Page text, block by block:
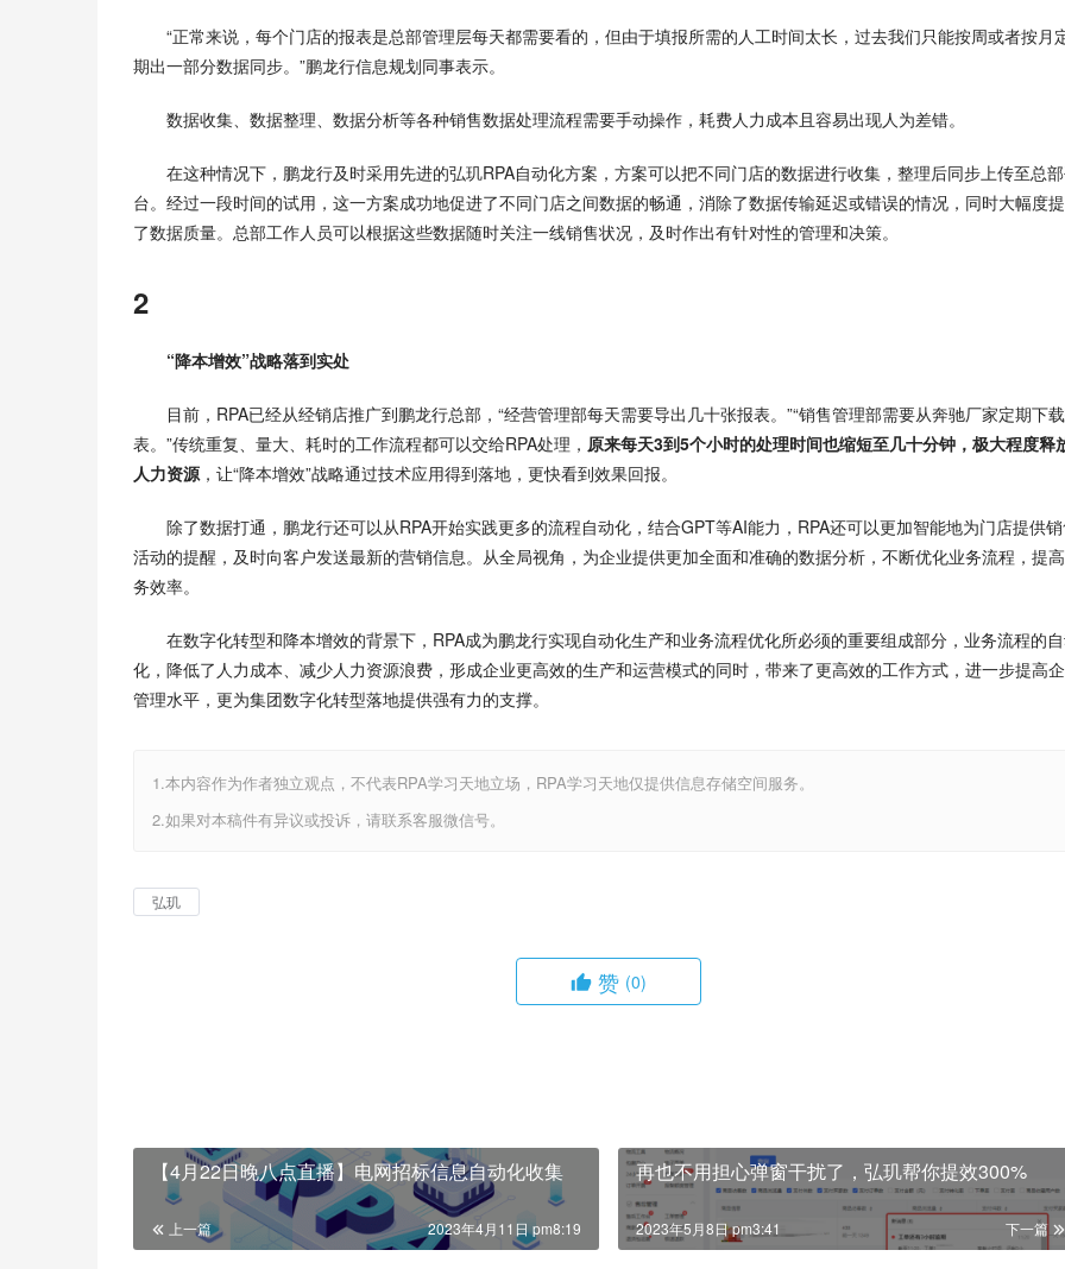
“正常来说，每个门店的报表是总部管理层每天都需要看的，但由于填报所需的人工时间太长，过去我们只能按周或者按月
期出一部分数据同步。”鹏龙行信息规划同事表示。
数据收集、数据整理、数据分析等各种销售数据处理流程需要手动操作，耗费人力成本且容易出现人为差错。
在这种情况下，鹏龙行及时采用先进的弘玑RPA自动化方案，方案可以把不同门店的数据进行收集，整理后同步上传至总
台。经过一段时间的试用，这一方案成功地促进了不同门店之间数据的畅通，消除了数据传输延迟或错误的情况，同时大幅度
了数据质量。总部工作人员可以根据这些数据随时关注一线销售状况，及时作出有针对性的管理和决策。
2
“降本增效”战略落到实处
目前，RPA已经从经销店推广到鹏龙行总部，“经营管理部每天需要导出几十张报表。”“销售管理部需要从奔驰厂家定期下
表。”传统重复、量大、耗时的工作流程都可以交给RPA处理， 原来每天3到5个小时的处理时间也缩短至几十分钟，极大程度释
人力资源，让“降本增效”战略通过技术应用得到落地，更快看到效果回报。
除了数据打通，鹏龙行还可以从RPA开始实践更多的流程自动化，结合GPT等AI能力，RPA还可以更加智能地为门店提供
活动的提醒，及时向客户发送最新的营销信息。从全局视角，为企业提供更加全面和准确的数据分析，不断优化业务流程，提
务效率。
在数字化转型和降本增效的背景下，RPA成为鹏龙行实现自动化生产和业务流程优化所必须的重要组成部分，业务流程的
化，降低了人力成本、减少人力资源浪费，形成企业更高效的生产和运营模式的同时，带来了更高效的工作方式，进一步提高
管理水平，更为集团数字化转型落地提供强有力的支撑。
1.本内容作为作者独立观点，不代表RPA学习天地立场，RPA学习天地仅提供信息存储空间服务。
2.如果对本稿件有异议或投诉，请联系客服微信号。
弘玑
赞 (0)
【4月22日晚八点直播】电网招标信息自动化收集
上一篇 2023年4月11日 pm8:19
再也不用担心弹窗干扰了，弘玑帮你提效300%
下一篇
2023年5月8日 pm3:41